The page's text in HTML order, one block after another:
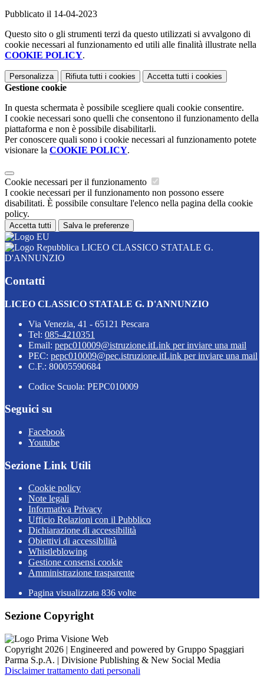
Pubblicato il 14-04-2023
Questo sito o gli strumenti terzi da questo utilizzati si avvalgono di
cookie necessari al funzionamento ed utili alle finalità illustrate nella
COOKIE POLICY.
Personalizza Rifiuta tutti i cookies Accetta tutti i cookies
Gestione cookie
In questa schermata è possibile scegliere quali cookie consentire.
I cookie necessari sono quelli che consentono il funzionamento della
piattaforma e non è possibile disabilitarli.
Per conoscere quali sono i cookie necessari al funzionamento potete
visionare la COOKIE POLICY.
Cookie necessari per il funzionamento
I cookie necessari per il funzionamento non possono essere
disabilitati. È possibile consultare l'elenco nella pagina della cookie
policy.
Accetta tutti Salva le preferenze
LICEO CLASSICO STATALE G.
D'ANNUNZIO
Contatti
LICEO CLASSICO STATALE G. D'ANNUNZIO
Via Venezia, 41 - 65121 Pescara
Tel: 085-4210351
Email: pepc010009@istruzione.itLink per inviare una mail
PEC: pepc010009@pec.istruzione.itLink per inviare una mail
C.F.: 80005590684
Codice Scuola: PEPC010009
Seguici su
Facebook
Youtube
Sezione Link Utili
Cookie policy
Note legali
Informativa Privacy
Ufficio Relazioni con il Pubblico
Dichiarazione di accessibilità
Obiettivi di accessibilità
Whistleblowing
Gestione consensi cookie
Amministrazione trasparente
Pagina visualizzata 836 volte
Sezione Copyright
Copyright 2026 | Engineered and powered by Gruppo Spaggiari
Parma S.p.A. | Divisione Publishing & New Social Media
Disclaimer trattamento dati personali